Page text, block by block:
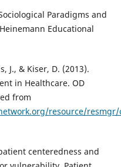
Paradigms and
Educational
J., & Kiser, D. (2013).
in Healthcare. OD
from
resource/resmgr/
centeredness and